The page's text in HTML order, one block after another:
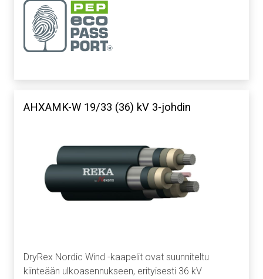
AHXAMK-W 19/33 (36) kV 3-johdin
DryRex Nordic Wind -kaapelit ovat suunniteltu
kiinteään ulkoasennukseen, erityisesti 36 kV